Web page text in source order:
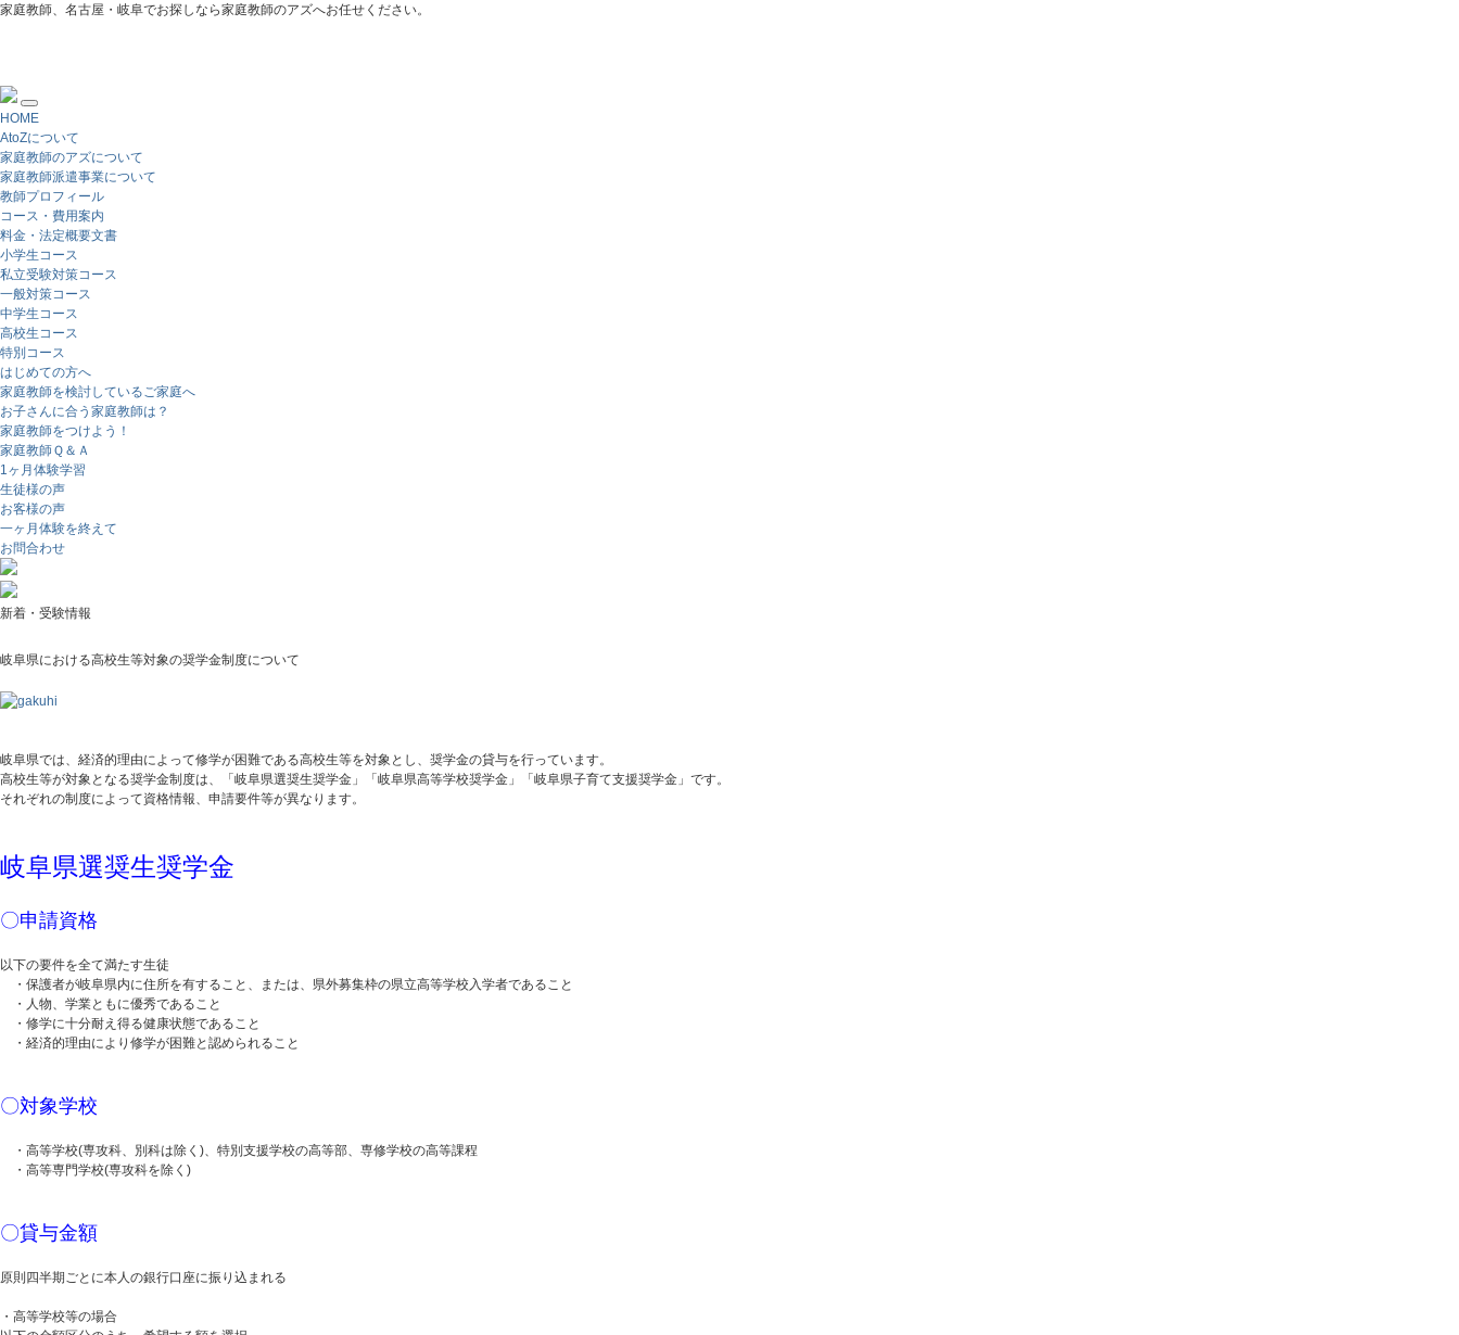
家庭教師、名古屋・岐阜でお探しなら家庭教師のアズへお任せください。
HOME
AtoZについて
家庭教師のアズについて
家庭教師派遣事業について
教師プロフィール
コース・費用案内
料金・法定概要文書
小学生コース
私立受験対策コース
一般対策コース
中学生コース
高校生コース
特別コース
はじめての方へ
家庭教師を検討しているご家庭へ
お子さんに合う家庭教師は？
家庭教師をつけよう！
家庭教師Ｑ＆Ａ
1ヶ月体験学習
生徒様の声
お客様の声
一ヶ月体験を終えて
お問合わせ
新着・受験情報
岐阜県における高校生等対象の奨学金制度について
岐阜県では、経済的理由によって修学が困難である高校生等を対象とし、奨学金の貸与を行っています。
高校生等が対象となる奨学金制度は、「岐阜県選奨生奨学金」「岐阜県高等学校奨学金」「岐阜県子育て支援奨学金」です。
それぞれの制度によって資格情報、申請要件等が異なります。
岐阜県選奨生奨学金
〇申請資格
以下の要件を全て満たす生徒
・保護者が岐阜県内に住所を有すること、または、県外募集枠の県立高等学校入学者であること
・人物、学業ともに優秀であること
・修学に十分耐え得る健康状態であること
・経済的理由により修学が困難と認められること
〇対象学校
・高等学校(専攻科、別科は除く)、特別支援学校の高等部、専修学校の高等課程
・高等専門学校(専攻科を除く)
〇貸与金額
原則四半期ごとに本人の銀行口座に振り込まれる
・高等学校等の場合